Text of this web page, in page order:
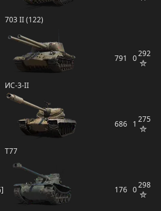
703 II (122)
ИС-3-II
791 0292
T77
686 1 275
176 0298